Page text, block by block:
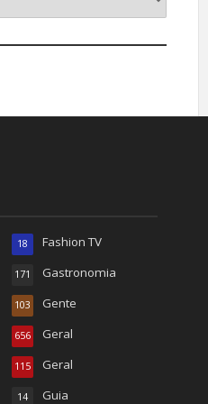
Fashion TV
18
Gastronomia
171
Gente
103
Geral
656
Geral
115
Guia
14